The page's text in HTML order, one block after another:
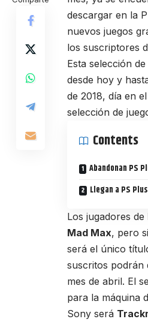
descargar en la
nuevos juegos
los suscriptores
Esta selección
desde hoy y
de 2018, día en
selección de
Contents
Abandonan PS
Llegan a PS
Los jugadores de
Mad Max, pero
será el único
suscritos podrán
mes de abril. El
para la máquina
Sony será